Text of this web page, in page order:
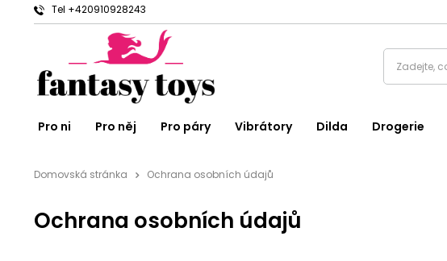
Tel +420910928243
Pro ni Pro něj Pro páry Vibrátory Dilda Drogerie
Domovská stránka Ochrana osobních údajů
Ochrana osobních údajů